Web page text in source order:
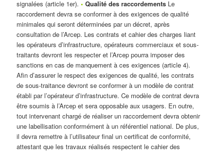
signalées (article 1er).• Qualité des raccordements Le
raccordement devra se conformer à des exigences de qualité
minimales qui seront déterminées par un décret, après
consultation de l’Arcep. Les contrats et cahier des charges liant
les opérateurs d’infrastructure, opérateurs commerciaux et sous-
traitants devront les respecter et l’Arcep pourra imposer des
sanctions en cas de manquement à ces exigences (article 4).
Afin d’assurer le respect des exigences de qualité, les contrats
de sous-traitance devront se conformer à un modèle de contrat
établi par l’opérateur d’infrastructure. Ce modèle de contrat devra
être soumis à l’Arcep et sera opposable aux usagers. En outre,
tout intervenant chargé de réaliser un raccordement devra obtenir
une labellisation conformément à un référentiel national. De plus,
il devra remettre à l’utilisateur final un certificat de conformité,
attestant que les travaux réalisés respectent le cahier des